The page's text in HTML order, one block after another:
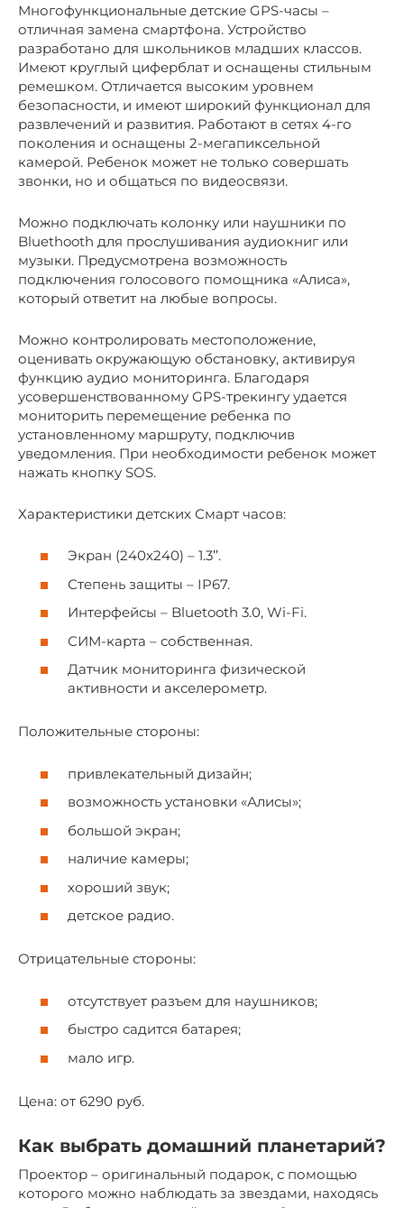
Многофункциональные детские GPS-часы –
отличная замена смартфона. Устройство
разработано для школьников младших классов.
Имеют круглый циферблат и оснащены стильным
ремешком. Отличается высоким уровнем
безопасности, и имеют широкий функционал для
развлечений и развития. Работают в сетях 4-го
поколения и оснащены 2-мегапиксельной
камерой. Ребенок может не только совершать
звонки, но и общаться по видеосвязи.
Можно подключать колонку или наушники по
Bluethooth для прослушивания аудиокниг или
музыки. Предусмотрена возможность
подключения голосового помощника «Алиса»,
который ответит на любые вопросы.
Можно контролировать местоположение,
оценивать окружающую обстановку, активируя
функцию аудио мониторинга. Благодаря
усовершенствованному GPS-трекингу удается
мониторить перемещение ребенка по
установленному маршруту, подключив
уведомления. При необходимости ребенок может
нажать кнопку SOS.
Характеристики детских Смарт часов:
Экран (240х240) – 1.3’’.
Степень защиты – IP67.
Интерфейсы – Bluetooth 3.0, Wi-Fi.
СИМ-карта – собственная.
Датчик мониторинга физической
активности и акселерометр.
Положительные стороны:
привлекательный дизайн;
возможность установки «Алисы»;
большой экран;
наличие камеры;
хороший звук;
детское радио.
Отрицательные стороны:
отсутствует разъем для наушников;
быстро садится батарея;
мало игр.
Цена: от 6290 руб.
Как выбрать домашний планетарий?
Проектор – оригинальный подарок, с помощью
которого можно наблюдать за звездами, находясь